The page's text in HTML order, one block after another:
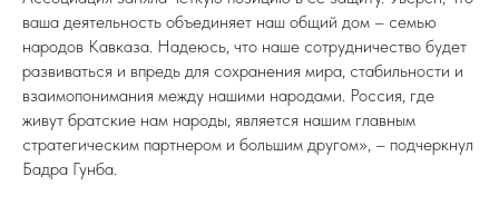
ваша деятельность объединяет наш общий дом – семью
народов Кавказа. Надеюсь, что наше сотрудничество будет
развиваться и впредь для сохранения мира, стабильности и
взаимопонимания между нашими народами. Россия, где
живут братские нам народы, является нашим главным
стратегическим партнером и большим другом», – подчеркнул
Бадра Гунба.